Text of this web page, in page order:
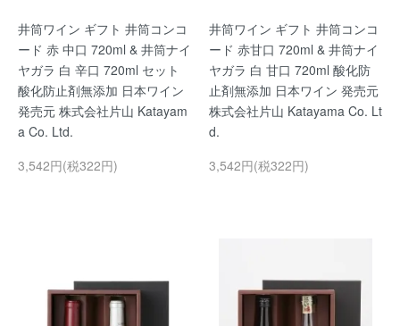
井筒ワイン ギフト 井筒コンコ
ード 赤 中口 720ml & 井筒ナイ
ヤガラ 白 辛口 720ml セット
酸化防止剤無添加 日本ワイン
発売元 株式会社片山 Katayam
a Co. Ltd.
3,542円(税322円)
井筒ワイン ギフト 井筒コンコ
ード 赤甘口 720ml & 井筒ナイ
ヤガラ 白 甘口 720ml 酸化防
止剤無添加 日本ワイン 発売元
株式会社片山 Katayama Co. Lt
d.
3,542円(税322円)